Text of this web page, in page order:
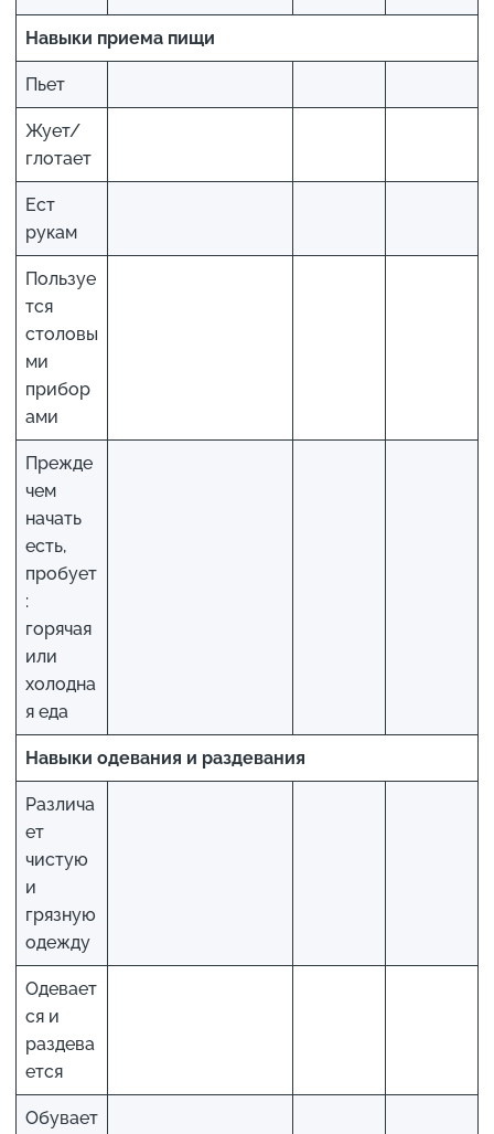
Навыки приема пищи
Пьет
Жует/
глотает
Ест
рукам
Пользуе
тся
столовы
ми
прибор
ами
Прежде
чем
начать
есть,
пробует
:
горячая
или
холодна
я еда
Навыки одевания и раздевания
Различа
ет
чистую
и
грязную
одежду
Одевает
ся и
раздева
ется
Обувает